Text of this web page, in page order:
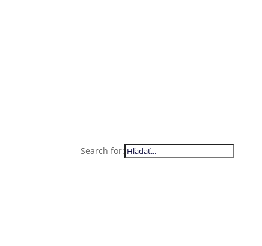
Search for: